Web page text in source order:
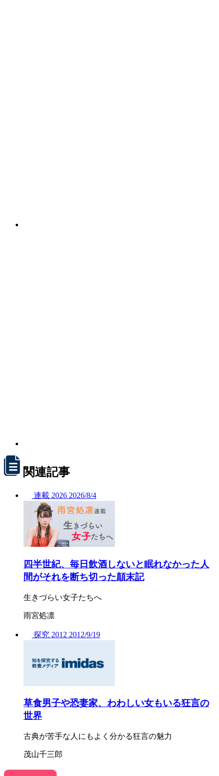
関連記事
連載 2026 2026/8/4
四半世紀、毎日飲酒しないと眠れなかった人
間がそれを断ち切った顛末記
生きづらい女子たちへ
雨宮処凛
探究 2012 2012/9/19
草食男子や恐妻家、わわしい女もいる狂言の
世界
古典が苦手な人にもよく分かる狂言の魅力
茂山千三郎